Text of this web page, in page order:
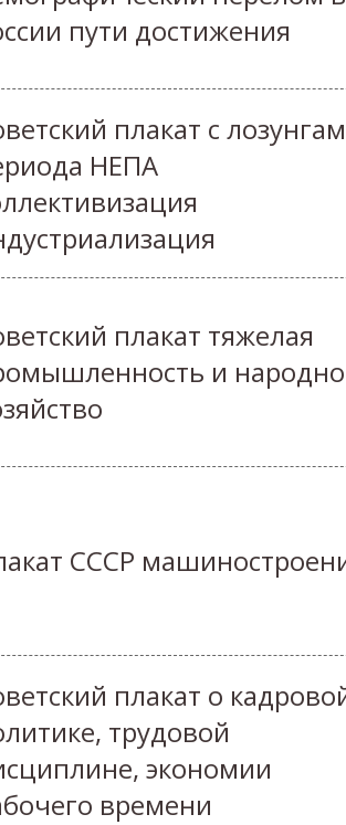
пути достижения
плакат с
НЕПА
плакат тяжелая
и
СССР
плакат о
трудовой
экономии
времени